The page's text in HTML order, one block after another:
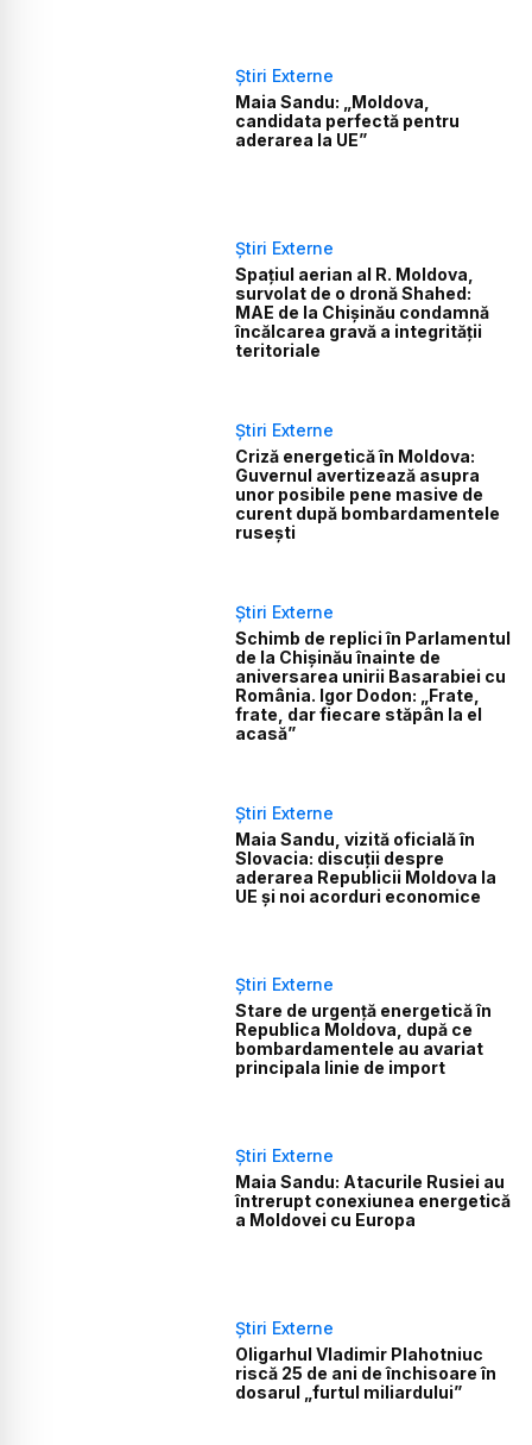
Știri Externe
Maia Sandu: „Moldova,
candidata perfectă pentru
aderarea la UE”
Știri Externe
Spațiul aerian al R. Moldova,
survolat de o dronă Shahed:
MAE de la Chișinău condamnă
încălcarea gravă a integrității
teritoriale
Știri Externe
Criză energetică în Moldova:
Guvernul avertizează asupra
unor posibile pene masive de
curent după bombardamentele
rusești
Știri Externe
Schimb de replici în Parlamentul
de la Chișinău înainte de
aniversarea unirii Basarabiei cu
România. Igor Dodon: „Frate,
frate, dar fiecare stăpân la el
acasă”
Știri Externe
Maia Sandu, vizită oficială în
Slovacia: discuții despre
aderarea Republicii Moldova la
UE și noi acorduri economice
Știri Externe
Stare de urgență energetică în
Republica Moldova, după ce
bombardamentele au avariat
principala linie de import
Știri Externe
Maia Sandu: Atacurile Rusiei au
întrerupt conexiunea energetică
a Moldovei cu Europa
Știri Externe
Oligarhul Vladimir Plahotniuc
riscă 25 de ani de închisoare în
dosarul „furtul miliardului”